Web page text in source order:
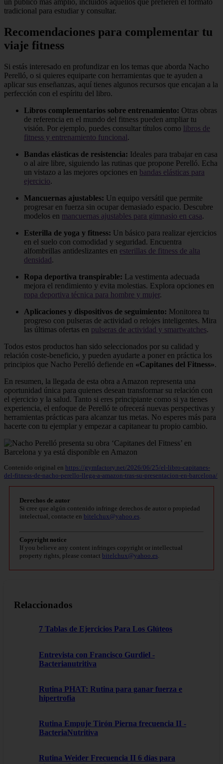
un público más amplio, incluidos aquellos que prefieren el formato
tradicional para estudiar y consultar.
Recomendaciones para complementar tu
viaje fitness
Si estás interesado en profundizar en los temas que aborda Nacho
Perelló, o si quieres equiparte con herramientas que te ayuden a
aplicar sus enseñanzas, aquí tienes algunos recursos que encajan a la
perfección con el espíritu del libro.
Libros complementarios sobre entrenamiento: Otras obras
de referencia en el mundo del fitness pueden ampliar tu
visión. Por ejemplo, puedes consultar títulos como libros de
fitness y entrenamiento funcional.
Bandas elásticas de resistencia: Ideales para trabajar en casa
o al aire libre, siguiendo las rutinas que propone Perelló. Echa
un vistazo a las mejores opciones en bandas elásticas para
ejercicio.
Mancuernas ajustables: Un equipo versátil que permite
progresar en fuerza sin ocupar demasiado espacio. Descubre
modelos en mancuernas ajustables para gimnasio en casa.
Esterilla de yoga y fitness: Un básico para realizar ejercicios
en el suelo con comodidad y seguridad. Encuentra
alfombrillas antideslizantes en esterillas de fitness de alta
densidad.
Ropa deportiva transpirable: La vestimenta adecuada
mejora el rendimiento y evita molestias. Explora opciones en
ropa deportiva técnica para hombre y mujer.
Aplicaciones y dispositivos de seguimiento: Monitorea tu
progreso con pulseras de actividad o relojes inteligentes. Mira
las últimas ofertas en pulseras de actividad y smartwatches.
Todos estos productos han sido seleccionados por su calidad y
relación coste‑beneficio, y pueden ayudarte a poner en práctica los
principios que Nacho Perelló defiende en «Capitanes del Fitness».
En resumen, la llegada de esta obra a Amazon representa una
oportunidad única para quienes desean transformar su relación con
el ejercicio y la salud. Tanto si eres principiante como si ya tienes
experiencia, el enfoque de Perelló te ofrecerá nuevas perspectivas y
herramientas prácticas para alcanzar tus metas. No esperes más para
hacerte con tu ejemplar y empezar a capitanear tu propio cambio.
Contenido original en https://gymfactory.net/2026/06/25/el-libro-capitanes-
del-fitness-de-nacho-perello-llega-a-amazon-tras-su-presentacion-en-barcelona/
Derechos de autor
Si cree que algún contenido infringe derechos de autor o propiedad
intelectual, contacte en bitelchux@yahoo.es
Copyright notice
If you believe any content infringes copyright or intellectual
property rights, please contact bitelchux@yahoo.es
Relaccionados
7 Tablas de Ejercicios Para Los Glúteos
Entrevista con Francisco Gurdiel -
Bacterianutritiva
Rutina PHAT: Rutina para ganar fuerza e
hipertrofia
Rutina Empuje Tirón Pierna frecuencia II -
BacteriaNutritiva
Rutina Weider Frecuencia II 6 días para